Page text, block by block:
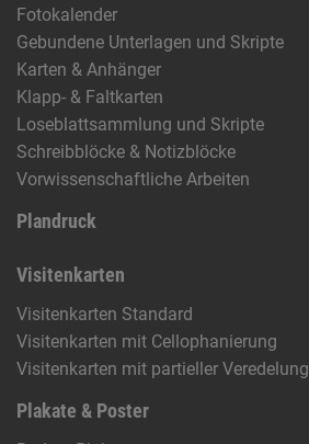
Fotokalender
Gebundene Unterlagen und Skripte
Karten & Anhänger
Klapp- & Faltkarten
Loseblattsammlung und Skripte
Schreibblöcke & Notizblöcke
Vorwissenschaftliche Arbeiten
Plandruck
Visitenkarten
Visitenkarten Standard
Visitenkarten mit Cellophanierung
Visitenkarten mit partieller Veredelung
Plakate & Poster